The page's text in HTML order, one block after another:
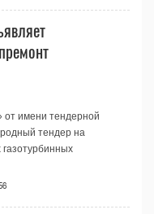
от имени тендерной
тендер на